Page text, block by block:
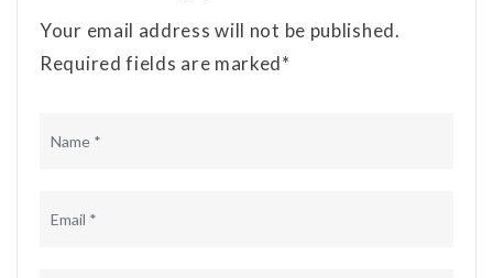
Your email address will not be published.
Required fields are marked*